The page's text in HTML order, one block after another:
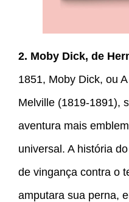
2. Moby Dick, de
1851, Moby Dick, ou
Melville (1819-1891),
aventura mais
universal. A história
de vingança contra o
amputara sua perna,